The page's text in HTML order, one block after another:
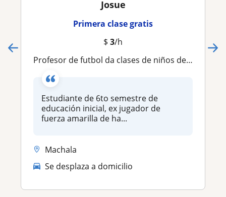
Josue
Primera clase gratis
$ 3/h
Profesor de futbol da clases de niños de 9 a 10 años
Estudiante de 6to semestre de
educación inicial, ex jugador de
fuerza amarilla de ha...
Machala
Se desplaza a domicilio